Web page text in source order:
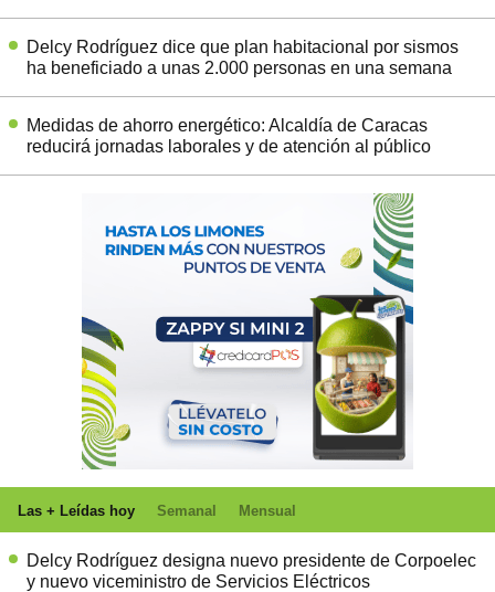
Delcy Rodríguez dice que plan habitacional por sismos
ha beneficiado a unas 2.000 personas en una semana
Medidas de ahorro energético: Alcaldía de Caracas
reducirá jornadas laborales y de atención al público
Las + Leídas hoy Semanal Mensual
Delcy Rodríguez designa nuevo presidente de Corpoelec
y nuevo viceministro de Servicios Eléctricos